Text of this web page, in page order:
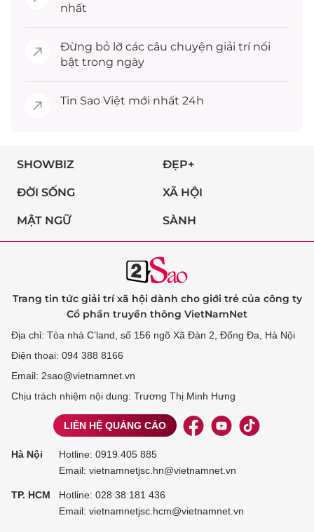
nhất
Đừng bỏ lỡ các câu chuyện giải trínổi
bật trong ngày
Tin Sao Việt mới nhất 24h
SHOWBIZ ĐẸP+
ĐỜI SỐNG XÃ HỘI
MẬT NGỮ SÀNH
Trang tin tức giải trí xã hội dành cho giới trẻ của công ty
Cổ phần truyền thông VietNamNet
Địa chỉ: Tòa nhà C’land, số 156 ngõ Xã Đàn 2, Đống Đa, Hà Nội
Điện thoại: 094 388 8166
Email: 2sao@vietnamnet.vn
Chịu trách nhiệm nội dung: Trương Thị Minh Hưng
LIÊN HỆ QUẢNG CÁO
Hà Nội Hotline: 0919 405 885
Email: vietnamnetjsc.hn@vietnamnet.vn
TP. HCM Hotline: 028 38 181 436
Email: vietnamnetjsc.hcm@vietnamnet.vn